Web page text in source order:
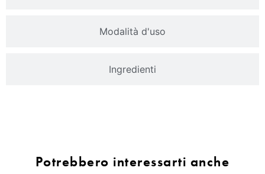
Modalità d'uso
Ingredienti
Potrebbero interessarti anche